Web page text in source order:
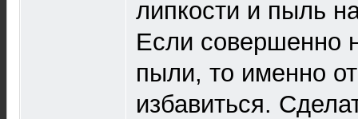
липкости и пыль
Если совершенно
пыли, то именно
избавиться.